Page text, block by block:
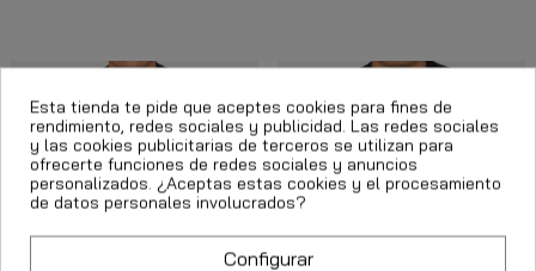
Esta tienda te pide que aceptes cookies para fines de
rendimiento, redes sociales y publicidad. Las redes sociales
y las cookies publicitarias de terceros se utilizan para
ofrecerte funciones de redes sociales y anuncios
personalizados. ¿Aceptas estas cookies y el procesamiento
de datos personales involucrados?
Configurar